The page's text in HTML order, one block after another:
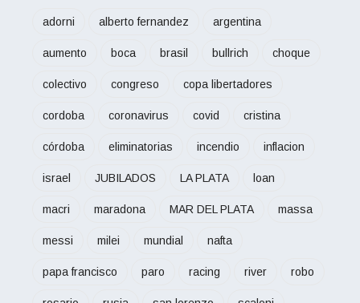
adorni alberto fernandez argentina
aumento boca brasil bullrich choque
colectivo congreso copa libertadores
cordoba coronavirus covid cristina
córdoba eliminatorias incendio inflacion
israel JUBILADOS LA PLATA loan
macri maradona MAR DEL PLATA massa
messi milei mundial nafta
papa francisco paro racing river robo